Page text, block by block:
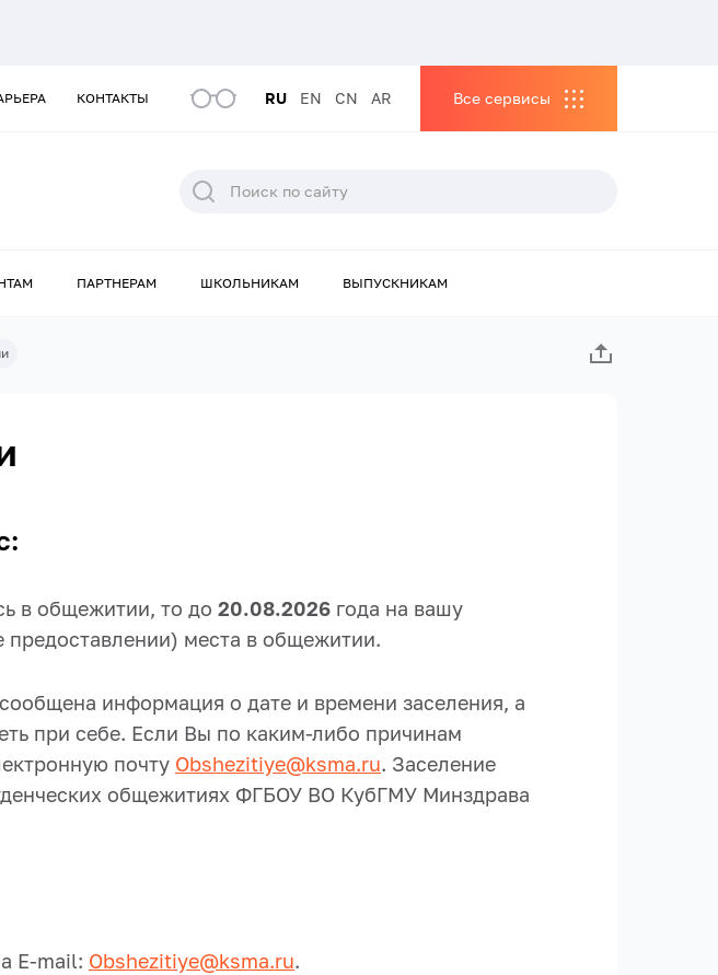
КОНТАКТЫ RU EN CN AR Все сервисы
ПАРТНЕРАМ ШКОЛЬНИКАМ ВЫПУСКНИКАМ
в общежитии, то до 20.08.2026 года на вашу
места в общежитии.
информация о дате и времени заселения, а
при себе. Если Вы по каким-либо причинам
почту Obshezitiye@ksma.ru. Заселение
общежитиях ФГБОУ ВО КубГМУ Минздрава
E-mail: Obshezitiye@ksma.ru.